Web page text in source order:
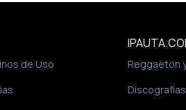
de Uso
Reggaeton
Discografías